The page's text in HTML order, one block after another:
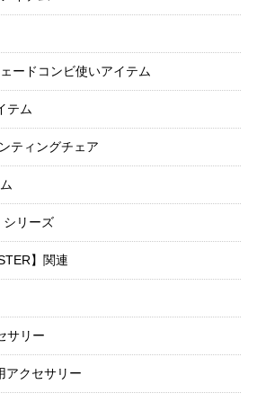
ードコンビ使いアイテム
テム
ティングチェア
シリーズ
】関連
サリー
アクセサリー